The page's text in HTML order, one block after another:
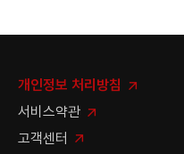
개인정보 처리방침
서비스약관
고객센터